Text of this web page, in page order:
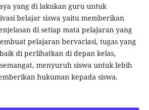
yang di lakukan guru untuk
belajar siswa yaitu memberikan
di setiap mata pelajaran yang
pelajaran bervariasi, tugas yang
di perlihatkan di depan kelas,
menyuruh siswa untuk lebih
hukuman kepada siswa.